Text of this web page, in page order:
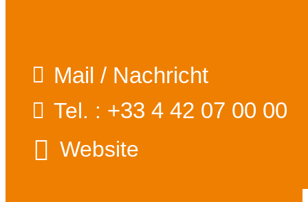
Mail / Nachricht
Tel. : +33 4 42 07 00 00
Website